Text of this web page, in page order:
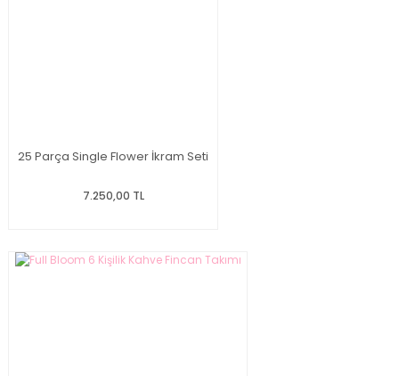
25 Parça Single Flower İkram Seti
7.250,00 TL